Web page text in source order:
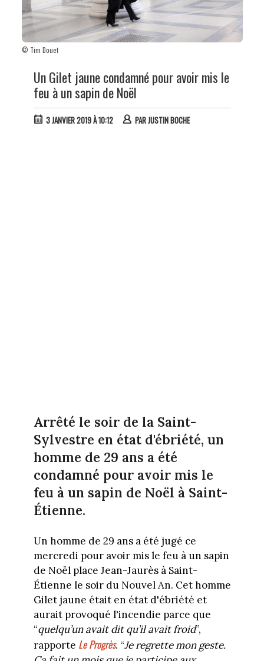
© Tim Douet
Un Gilet jaune condamné pour avoir mis le
feu à un sapin de Noël
3 JANVIER 2019 À 10:12 PARJUSTIN BOCHE
Arrêté le soir de la Saint-
Sylvestre en état d'ébriété, un
homme de 29 ans a été
condamné pour avoir mis le
feu à un sapin de Noël à Saint-
Étienne.
Un homme de 29 ans a été jugé ce
mercredi pour avoir mis le feu à un sapin
de Noël place Jean-Jaurès à Saint-
Étienne le soir du Nouvel An. Cet homme
Gilet jaune était en état d'ébriété et
aurait provoqué l'incendie parce que
“quelqu’un avait dit qu’il avait froid”,
rapporte Le Progrès. “Je regrette mon geste.